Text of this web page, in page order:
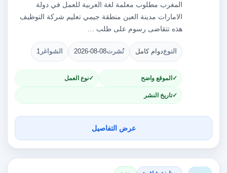
المغرب مطلوب معلمة لغة العربية للعمل في دولة
الامارات مدينة العين منطقة جيمي تعليم شركة التوظيف
هذه تتقاضى رسوم على طلب …
النوعدوام كامل نُشرت2026-08-08 الشواغر 1
الموقع واضح نوع العمل
تاريخ النشر
عرض التفاصيل